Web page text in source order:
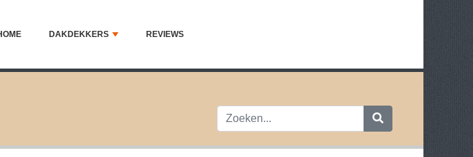
DAKDEKKERS REVIEWS